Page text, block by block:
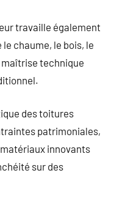
travaille également
chaume, le bois, le
maîtrise technique
des toitures
patrimoniales,
innovants
sur des